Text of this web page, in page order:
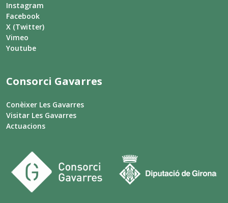
Instagram
Facebook
X (Twitter)
Vimeo
Youtube
Consorci Gavarres
Conèixer Les Gavarres
Visitar Les Gavarres
Actuacions